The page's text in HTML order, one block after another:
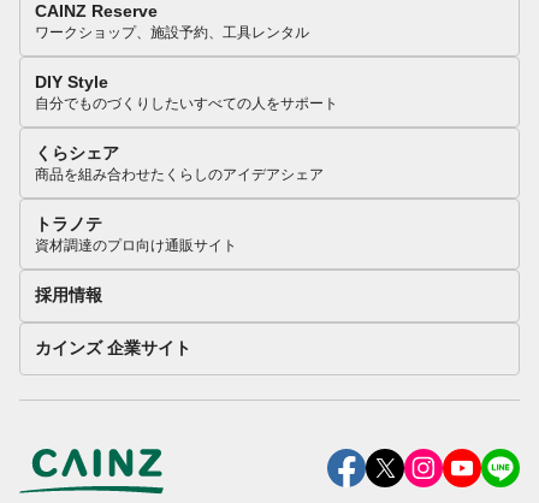
CAINZ Reserve
ワークショップ、施設予約、工具レンタル
DIY Style
自分でものづくりしたいすべての人をサポート
くらシェア
商品を組み合わせたくらしのアイデアシェア
トラノテ
資材調達のプロ向け通販サイト
採用情報
カインズ 企業サイト